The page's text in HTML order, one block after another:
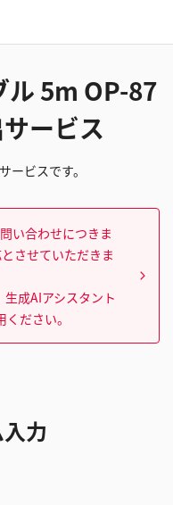
ル 5m OP-87
ービス
ービスです。
い合わせにつきま
させていただきま
成AIアシスタント
ださい。
力